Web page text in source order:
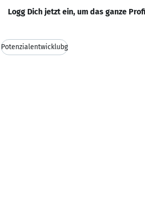
Logg Dich jetzt ein, um das ganze
Potenzialentwicklubg